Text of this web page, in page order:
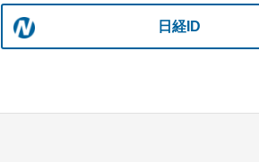
日経ID